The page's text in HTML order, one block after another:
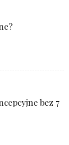
bez 7